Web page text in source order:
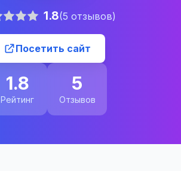
1.8(5 отзывов)
Посетить сайт
1.8
Рейтинг
5
Отзывов